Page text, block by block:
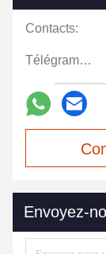
Contacts:
Télégramme:
Envoyez-